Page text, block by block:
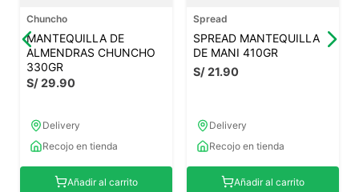
Chuncho
MANTEQUILLA DE
ALMENDRAS CHUNCHO
330GR
S/29.90
Delivery
Recojo en tienda
Añadir al carrito
Spread
SPREAD MANTEQUILLA
DE MANI 410GR
S/21.90
Delivery
Recojo en tienda
Añadir al carrito